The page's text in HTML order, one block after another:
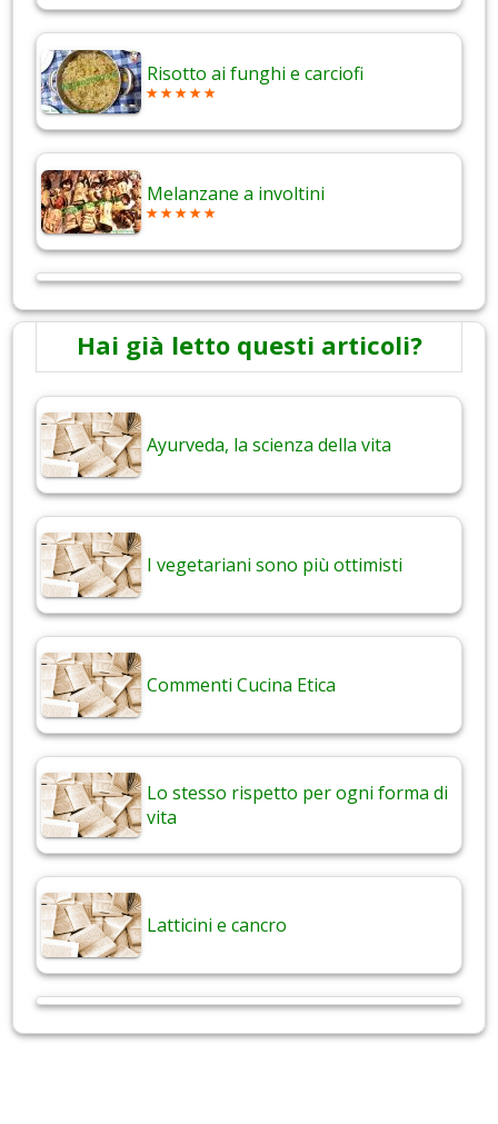
Risotto ai funghi e carciofi
Melanzane a involtini
Hai già letto questi articoli?
Ayurveda, la scienza della vita
I vegetariani sono più ottimisti
Commenti Cucina Etica
Lo stesso rispetto per ogni forma di
vita
Latticini e cancro